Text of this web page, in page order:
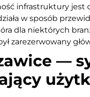
infrastruktury jest
w sposób
dla niektórych
zarezerwowany
—